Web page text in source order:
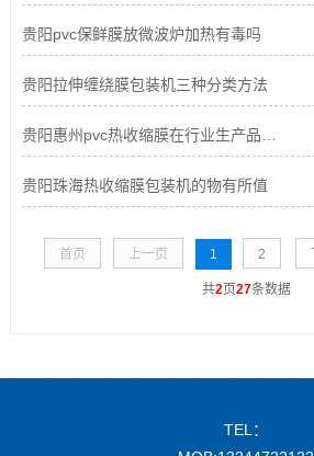
贵阳pvc保鲜膜放微波炉加热有毒吗
贵阳拉伸缠绕膜包装机三种分类方法
贵阳惠州pvc热收缩膜在行业生产品扮演怎样角色
贵阳珠海热收缩膜包装机的物有所值
首页 上一页 1 2
共2页27条数据
TEL：